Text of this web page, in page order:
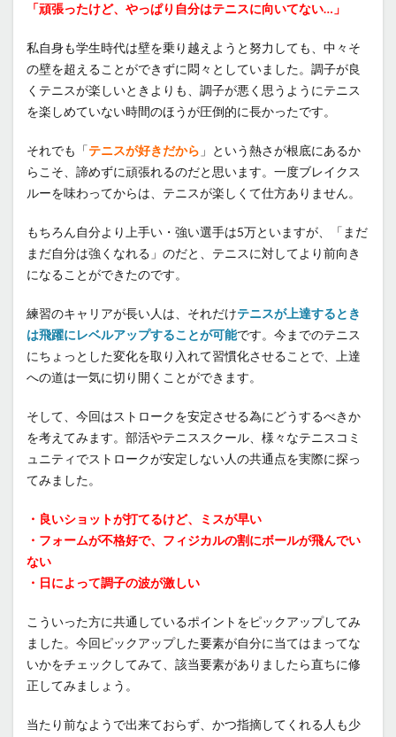
「頑張ったけど、やっぱり自分はテニスに向いてない…」
私自身も学生時代は壁を乗り越えようと努力しても、中々そ
の壁を超えることができずに悶々としていました。調子が良
くテニスが楽しいときよりも、調子が悪く思うようにテニス
を楽しめていない時間のほうが圧倒的に長かったです。
それでも「テニスが好きだから 」という熱さが根底にあるか
らこそ、諦めずに頑張れるのだと思います。一度ブレイクス
ルーを味わってからは、テニスが楽しくて仕方ありません。
もちろん自分より上手い・強い選手は5万といますが、「まだ
まだ自分は強くなれる」のだと、テニスに対してより前向き
になることができたのです。
練習のキャリアが長い人は、それだけテニスが上達するとき
は飛躍にレベルアップすることが可能です。今までのテニス
にちょっとした変化を取り入れて習慣化させることで、上達
への道は一気に切り開くことができます。
そして、今回はストロークを安定させる為にどうするべきか
を考えてみます。部活やテニススクール、様々なテニスコミ
ュニティでストロークが安定しない人の共通点を実際に探っ
てみました。
・良いショットが打てるけど、ミスが早い
・フォームが不格好で、フィジカルの割にボールが飛んでい
ない
・日によって調子の波が激しい
こういった方に共通しているポイントをピックアップしてみ
ました。今回ピックアップした要素が自分に当てはまってな
いかをチェックしてみて、該当要素がありましたら直ちに修
正してみましょう。
当たり前なようで出来ておらず、かつ指摘してくれる人も少